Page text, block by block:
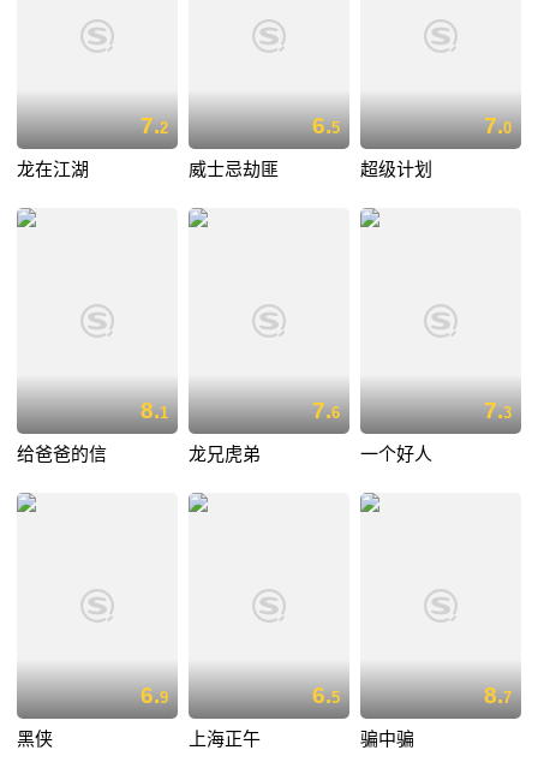
7.2
龙在江湖
6.5
威士忌劫匪
7.0
超级计划
8.1
给爸爸的信
7.6
龙兄虎弟
7.3
一个好人
6.9
黑侠
6.5
上海正午
8.7
骗中骗